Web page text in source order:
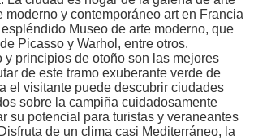
moderno y contemporáneo art en Francia
Museo de arte moderno, que
Picasso y Warhol, entre otros.
y principios de otoño son las mejores
de este tramo exuberante verde de
el visitante puede descubrir ciudades
sobre la campiña cuidadosamente
su potencial para turistas y veraneantes
de un clima casi Mediterráneo, la